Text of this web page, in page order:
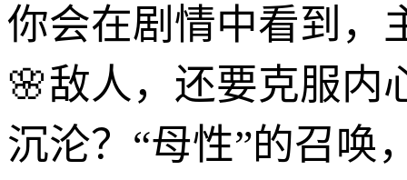
你会在剧情中看到，
🌸敌人，还要克服内
沉沦？“母性”的召唤